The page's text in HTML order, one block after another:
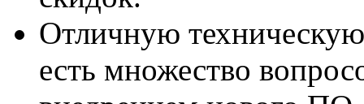
Отличную
есть множество